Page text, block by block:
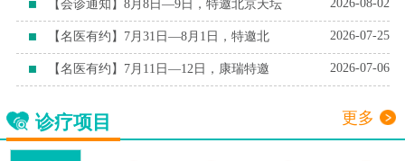
【会诊通知】8月8日—9日，特邀北京天坛 2026-08-02
【名医有约】7月31日—8月1日，特邀北 2026-07-25
【名医有约】7月11日—12日，康瑞特邀 2026-07-06
诊疗项目 更多